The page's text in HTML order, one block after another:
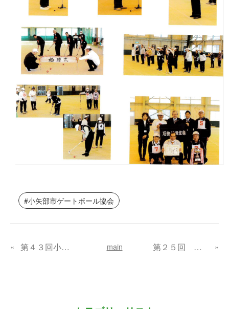
小矢部市ゲートボール協会
« 第４３回小矢部市秋季親善ゲートボール大会 main 第２５回 板橋杯争奪剣道大会 »